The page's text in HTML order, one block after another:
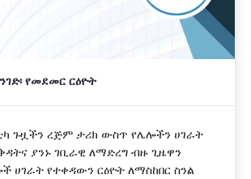
የመደመር ርዕዮት
ጉዟችን ረጅም ታሪክ ውስጥ የሌሎችን ሀገራት
ያንኑ ገቢራዊ ለማድረግ ብዙ ጊዜዋን
ሀገራት የተቀዳውን ርዕዮት ለማስከበር ስንል